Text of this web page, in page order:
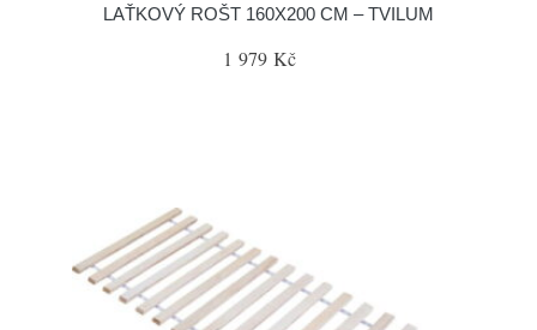
LAŤKOVÝ ROŠT 160X200 CM – TVILUM
1 979 Kč